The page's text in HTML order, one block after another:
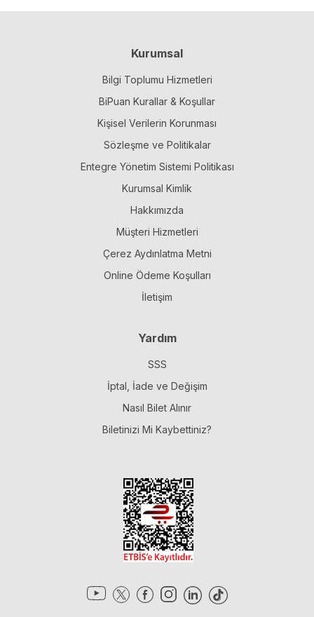
Kurumsal
Bilgi Toplumu Hizmetleri
BiPuan Kurallar & Koşullar
Kişisel Verilerin Korunması
Sözleşme ve Politikalar
Entegre Yönetim Sistemi Politikası
Kurumsal Kimlik
Hakkımızda
Müşteri Hizmetleri
Çerez Aydınlatma Metni
Online Ödeme Koşulları
İletişim
Yardım
SSS
İptal, İade ve Değişim
Nasıl Bilet Alınır
Biletinizi Mi Kaybettiniz?